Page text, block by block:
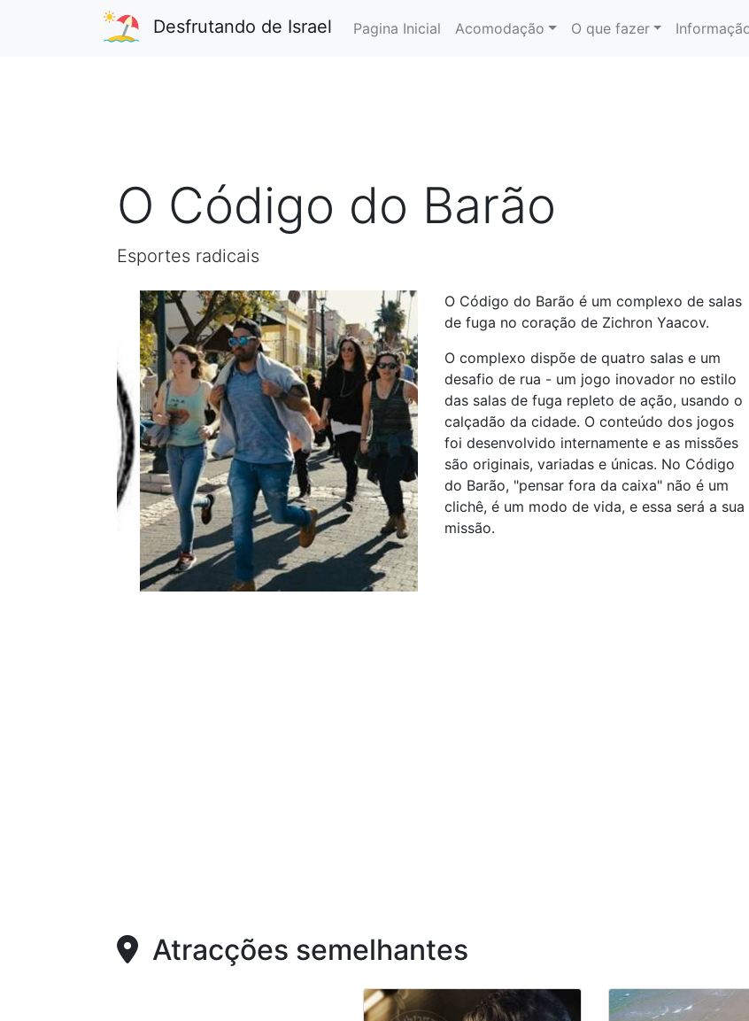
Desfrutando de Israel Pagina Inicial Acomodação O que fazer
O Código do Barão
Esportes radicais
O Código do Barão é um complexo de salas
de fuga no coração de Zichron Yaacov.
O complexo dispõe de quatro salas e um
desafio de rua - um jogo inovador no estilo
das salas de fuga repleto de ação, usando o
calçadão da cidade. O conteúdo dos jogos
foi desenvolvido internamente e as missões
são originais, variadas e únicas. No Código
do Barão, "pensar fora da caixa" não é um
clichê, é um modo de vida, e essa será a sua
missão.
Atracções semelhantes